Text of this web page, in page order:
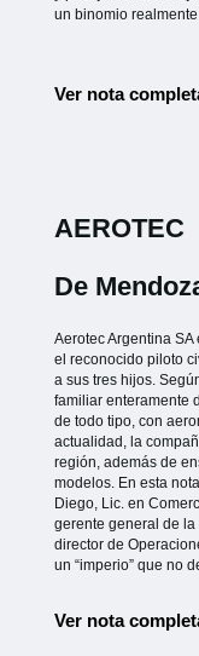
un binomio realmente
Ver nota
AEROTEC
De
Aerotec Argentina
el reconocido piloto
a sus tres hijos.
familiar enteramente
de todo tipo, con
actualidad, la
región, además de
modelos. En esta
Diego, Lic. en
gerente general de
director de
un “imperio” que no
Ver nota